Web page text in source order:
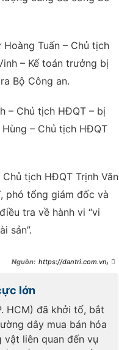
Tuấn – Chủ tịch
– Kế toán trưởng bị
Bộ Công an.
– Chủ tịch HĐQT – bị
– Chủ tịch HĐQT
tịch HĐQT Trịnh Văn
phó tổng giám đốc và
tra về hành vi “vi
sản”.
https://dantri.com.vn/ki
bi-khoi-to-bat-giam-
lớn
HCM) đã khởi tố, bắt
dây mua bán hóa
vật liên quan đến vụ